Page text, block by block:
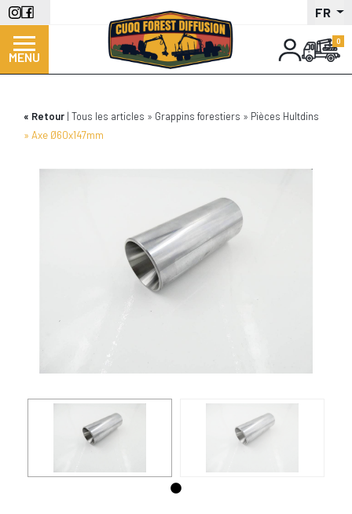
Aller
au
contenu
principal
FR
MENU
Retour Tous les articles Grappins forestiers
Pièces Hultdins
Axe Ø60x147mm